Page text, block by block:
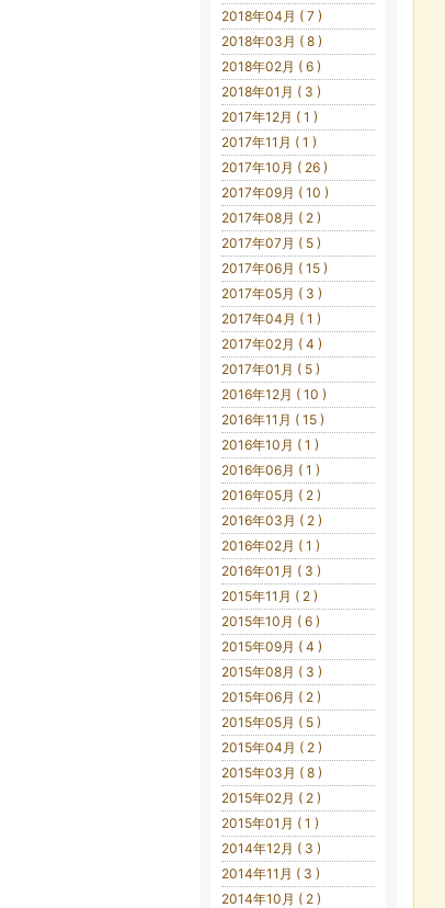
2018年04月 ( 7 )
2018年03月 ( 8 )
2018年02月 ( 6 )
2018年01月 ( 3 )
2017年12月 ( 1 )
2017年11月 ( 1 )
2017年10月 ( 26 )
2017年09月 ( 10 )
2017年08月 ( 2 )
2017年07月 ( 5 )
2017年06月 ( 15 )
2017年05月 ( 3 )
2017年04月 ( 1 )
2017年02月 ( 4 )
2017年01月 ( 5 )
2016年12月 ( 10 )
2016年11月 ( 15 )
2016年10月 ( 1 )
2016年06月 ( 1 )
2016年05月 ( 2 )
2016年03月 ( 2 )
2016年02月 ( 1 )
2016年01月 ( 3 )
2015年11月 ( 2 )
2015年10月 ( 6 )
2015年09月 ( 4 )
2015年08月 ( 3 )
2015年06月 ( 2 )
2015年05月 ( 5 )
2015年04月 ( 2 )
2015年03月 ( 8 )
2015年02月 ( 2 )
2015年01月 ( 1 )
2014年12月 ( 3 )
2014年11月 ( 3 )
2014年10月 ( 2 )